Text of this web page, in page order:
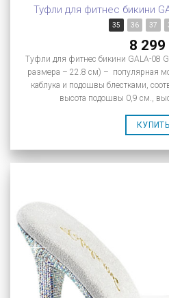
Туфли для фитнес бикини
35 36 37
8 299
Туфли для фитнес бикини GALA-08
размера – 22.8 см) – популярная
каблука и подошвы блестками,
высота подошвы 0,9 см.,
КУПИТЬ